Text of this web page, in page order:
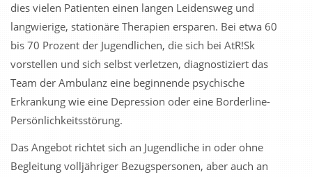
dies vielen Patienten einen langen Leidensweg und
langwierige, stationäre Therapien ersparen. Bei etwa 60
bis 70 Prozent der Jugendlichen, die sich bei AtR!Sk
vorstellen und sich selbst verletzen, diagnostiziert das
Team der Ambulanz eine beginnende psychische
Erkrankung wie eine Depression oder eine Borderline-
Persönlichkeitsstörung.
Das Angebot richtet sich an Jugendliche in oder ohne
Begleitung volljähriger Bezugspersonen, aber auch an